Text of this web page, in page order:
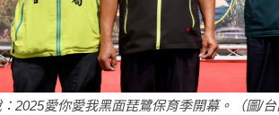
2025愛你愛我黑面琵鷺保育季開幕。（圖/台